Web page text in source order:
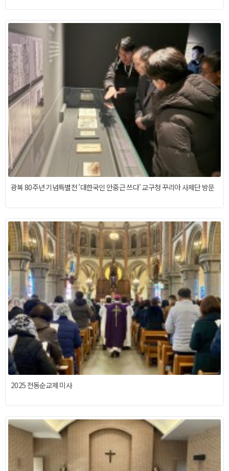
광복 80주년 기념특별전 '대한국인 안중근 쓰다' 교구청 꾸리아 사제단 방문
2025 전동순교제 미사